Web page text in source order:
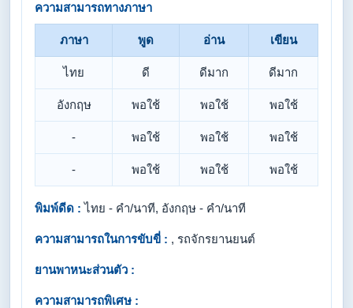
ความสามารถทางภาษา
ภาษา พูด อ่าน เขียน
ไทย ดี ดีมาก ดีมาก
อังกฤษ พอใช้ พอใช้ พอใช้
- พอใช้ พอใช้ พอใช้
- พอใช้ พอใช้ พอใช้
พิมพ์ดีด : ไทย - คำ/นาที, อังกฤษ - คำ/นาที
ความสามารถในการขับขี่ : , รถจักรยานยนต์
ยานพาหนะส่วนตัว :
ความสามารถพิเศษ :